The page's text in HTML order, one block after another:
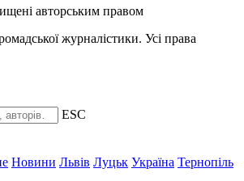
авторським правом
журналістики. Усі права
ESC
Новини Львів Луцьк Україна Тернопіль